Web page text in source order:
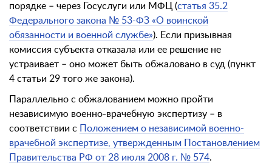
порядке – через Госуслуги или МФЦ (статья 35.2
Федерального закона № 53-ФЗ «О воинской
обязанности и военной службе»). Если призывная
комиссия субъекта отказала или ее решение не
устраивает – оно может быть обжаловано в суд (пункт
4 статьи 29 того же закона).
Параллельно с обжалованием можно пройти
независимую военно-врачебную экспертизу – в
соответствии с Положением о независимой военно-
врачебной экспертизе, утвержденным Постановлением
Правительства РФ от 28 июля 2008 г. № 574.